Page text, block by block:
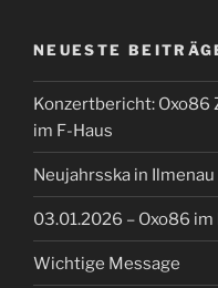
NEUESTE
Konzertbericht: Oxo86
im F-Haus
Neujahrsska in Ilmenau
03.01.2026 – Oxo86 im
Wichtige Message